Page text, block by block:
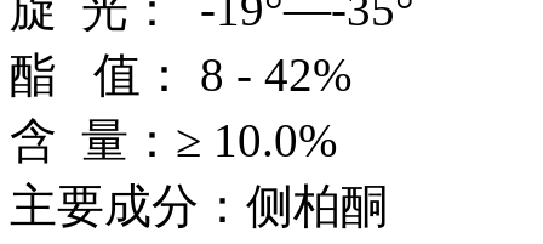
酯 值： 8 - 42%
含 量：≥ 10.0%
主要成分：侧柏酮